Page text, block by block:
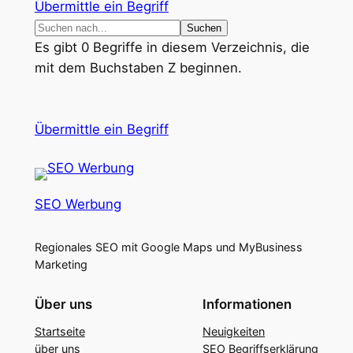
Übermittle ein Begriff
Es gibt 0 Begriffe in diesem Verzeichnis, die
mit dem Buchstaben Z beginnen.
Übermittle ein Begriff
SEO Werbung
Regionales SEO mit Google Maps und MyBusiness
Marketing
Über uns
Startseite
über uns
Informationen
Neuigkeiten
SEO Begriffserklärung